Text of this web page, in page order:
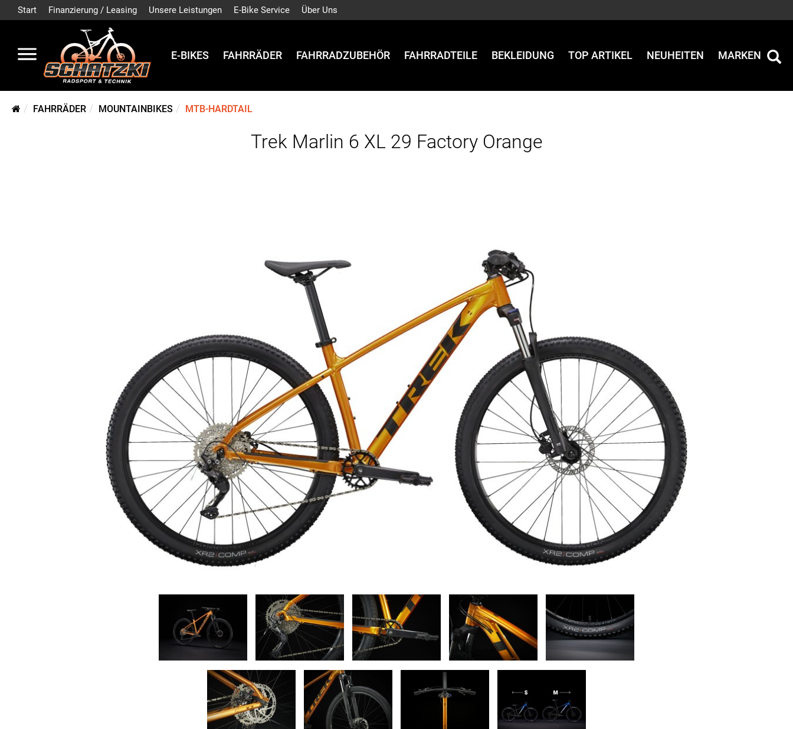
Start Finanzierung / Leasing Unsere Leistungen E-Bike Service Über Uns
E-BIKES FAHRRÄDER FAHRRADZUBEHÖR FAHRRADTEILE BEKLEIDUNG TOP ARTIKEL NEUHEITEN MARKEN
FAHRRÄDER MOUNTAINBIKES MTB-HARDTAIL
Trek Marlin 6 XL 29 Factory Orange